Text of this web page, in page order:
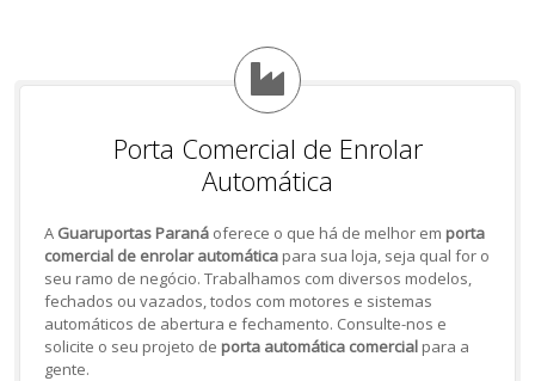
Porta Comercial de Enrolar
Automática
A Guaruportas Paranáoferece o que há de melhor em porta
comercial de enrolar automáticapara sua loja, seja qual for o
seu ramo de negócio. Trabalhamos com diversos modelos,
fechados ou vazados, todos com motores e sistemas
automáticos de abertura e fechamento. Consulte-nos e
solicite o seu projeto de porta automática comercialpara a
gente.